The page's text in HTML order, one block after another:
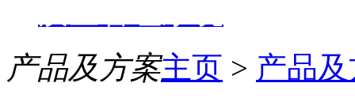
产品及方案主页 > 产品